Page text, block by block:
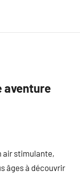
aventure
air stimulante,
âges à découvrir